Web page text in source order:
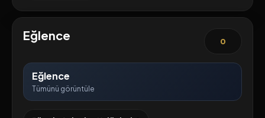
Eğlence 0
Eğlence
Tümünü görüntüle